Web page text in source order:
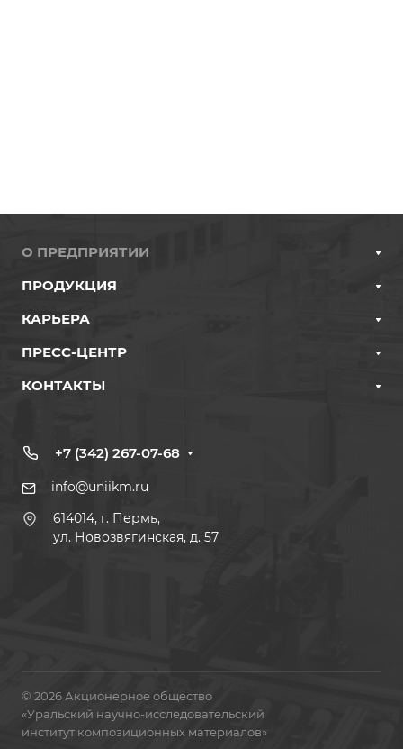
О ПРЕДПРИЯТИИ
ПРОДУКЦИЯ
КАРЬЕРА
ПРЕСС-ЦЕНТР
КОНТАКТЫ
+7 (342) 267-07-68
info@uniikm.ru
614014, г. Пермь,
ул. Новозвягинская, д. 57
© 2026 Акционерное общество
«Уральский научно-исследовательский
институт композиционных материалов»